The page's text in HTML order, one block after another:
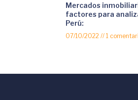
Mercados
factores para
Perú:
07/10/2022 1